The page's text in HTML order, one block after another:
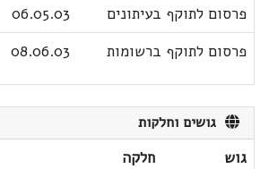
פרסום לתוקף בעיתונים
06.05.03
פרסום לתוקף ברשומות
08.06.03
גושים וחלקות
גוש
חלקה